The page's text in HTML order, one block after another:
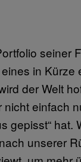
seiner
in Kürze
der Welt
einfach
gepisst“ hat.
unserer